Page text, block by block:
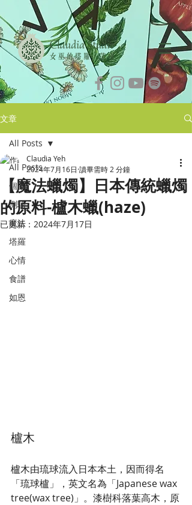
文章
All Posts
個案
測驗
魔法
塔羅
心情
食譜
如恩
All Posts
【魔法蠟燭】日本傳統蠟燭
的原料-櫨木蠟(haze)
Claudia Yeh
2024年7月16日 讀畢需時 2 分鐘
已更新： 2024年7月17日
櫨木
櫨木由琉球流入日本本土，因而得名
「琉球櫨」，英文名為「Japanese wax
tree(wax tree)」。漆樹科落葉高木，原